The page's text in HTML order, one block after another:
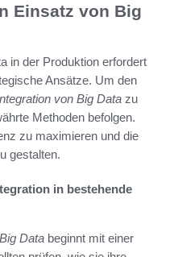
Einsatz von Big
in der Produktion erfordert
Ansätze. Um den
von Big Data zu
Methoden befolgen.
zu maximieren und die
gestalten.
in bestehende
Data beginnt mit einer